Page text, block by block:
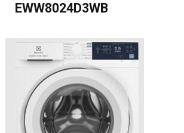
EWW8024D3WB